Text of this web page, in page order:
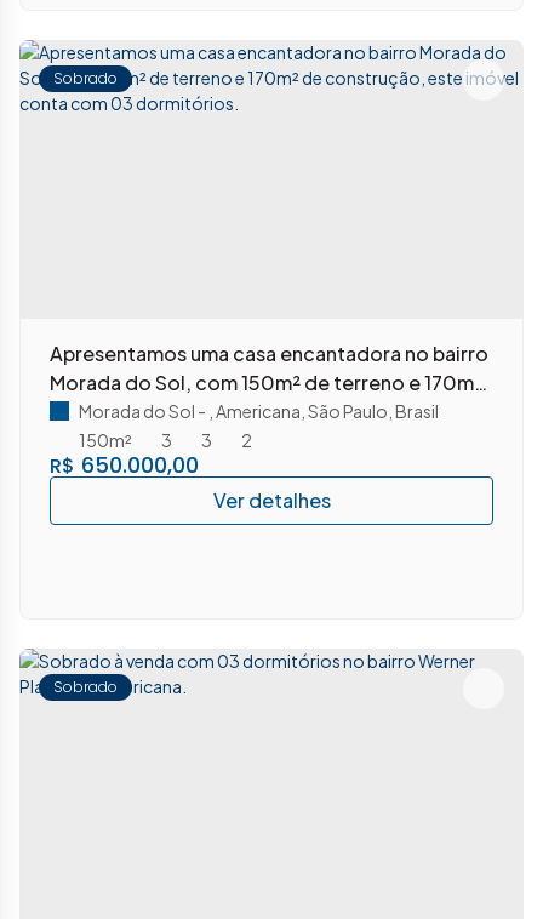
Sobrado
Apresentamos uma casa encantadora no bairro
Morada do Sol, com 150m² de terreno e 170m²
de construção, este imóvel conta com 03
dormitórios.
R$ 650.000,00
Morada do Sol Americana São Paulo Brasil
3
3
150m² 2
Sobrado